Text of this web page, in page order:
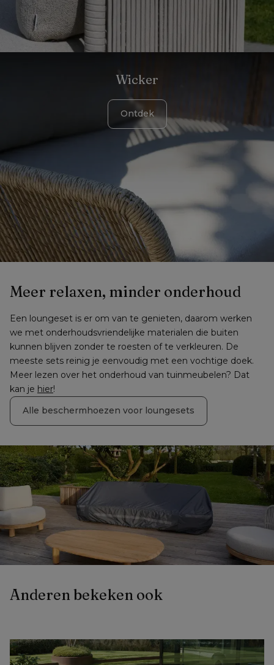
Wicker
Ontdek
Meer relaxen, minder onderhoud
Een loungeset is er om van te genieten, daarom werken
we met onderhoudsvriendelijke materialen die buiten
kunnen blijven zonder te roesten of te verkleuren. De
meeste sets reinig je eenvoudig met een vochtige doek.
Meer lezen over het onderhoud van tuinmeubelen? Dat
kan je hier!
Alle beschermhoezen voor loungesets
Anderen bekeken ook